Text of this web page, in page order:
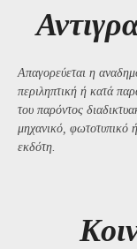
Απαγορεύεται η
περιληπτική ή κατά
του παρόντος
μηχανικό, φωτοτυπικό
εκδότη.